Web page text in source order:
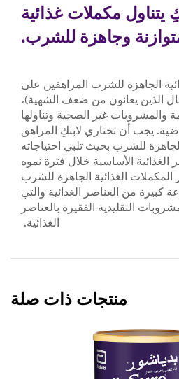
مكملات غذائية
وجاهزة للشرب.
الجاهزة للشرب المراهقين على
الذين يعانون من ضعف الشهية)،
والمشروبات غير الصحية وتناولها
يجب أن تختاري لابنكِ المراهق
للشرب بحيث تلبي احتياجاته
الغذائية الأساسية خلال فترة نموه
الغذائية الجاهزة للشرب
كبيرة من العناصر الغذائية والتي
التقليدية الفقيرة بالعناصر
الغذائية.
منتجات ذات صلة